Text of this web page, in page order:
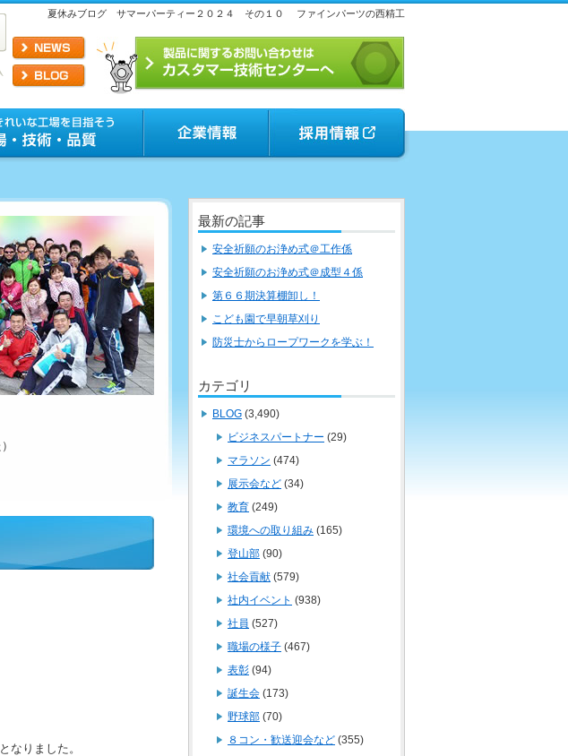
夏休みブログ サマーパーティー２０２４ その１０ ファインパーツの西精工
なりました。
最新の記事
安全祈願のお浄め式＠工作係
安全祈願のお浄め式＠成型４係
第６６期決算棚卸し！
こども園で早朝草刈り
防災士からロープワークを学ぶ！
カテゴリ
BLOG (3,490)
ビジネスパートナー (29)
マラソン (474)
展示会など (34)
教育 (249)
環境への取り組み (165)
登山部 (90)
社会貢献 (579)
社内イベント (938)
社員 (527)
職場の様子 (467)
表彰 (94)
誕生会 (173)
野球部 (70)
８コン・歓送迎会など (355)